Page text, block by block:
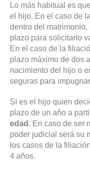
Lo más habitual es
el hijo. En el caso de la
dentro del matrimonio,
plazo para solicitarlo
En el caso de la
plazo máximo de dos
nacimiento del hijo o
seguras para
Si es el hijo quien
plazo de un año a
edad . En caso de ser
poder judicial será su
los casos de la
4 años.